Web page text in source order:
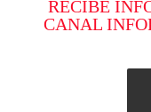
RECIBE
CANAL